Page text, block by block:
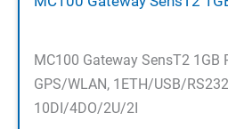
MC100 Gateway SensT2 1GB
GPS/WLAN, 1ETH/USB/
10DI/4DO/2U/2I